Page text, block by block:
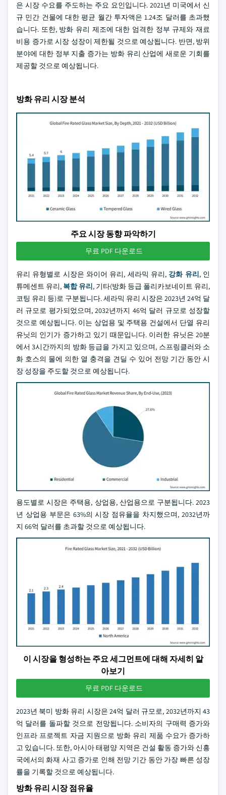
은 시장 수요를 주도하는 주요 요인입니다. 2021년 미국에서 신
규 민간 건물에 대한 평균 월간 투자액은 1.24조 달러를 초과했
습니다. 또한, 방화 유리 제조에 대한 엄격한 정부 규제와 재료
비용 증가로 시장 성장이 제한될 것으로 예상됩니다. 반면, 방위
분야에 대한 정부 지출 증가는 방화 유리 산업에 새로운 기회를
제공할 것으로 예상됩니다.
방화 유리 시장 분석
주요 시장 동향 파악하기
무료 PDF 다운로드
유리 유형별로 시장은 와이어 유리, 세라믹 유리, 강화 유리, 인
튜메센트 유리, 복합 유리, 기타(방화 등급 폴리카보네이트 유리,
코팅 유리 등)로 구분됩니다. 세라믹 유리 시장은 2023년 24억 달
러 규모로 평가되었으며, 2032년까지 46억 달러 규모로 성장할
것으로 예상됩니다. 이는 상업용 및 주택용 건설에서 단열 유리
유닛의 인기가 증가하고 있기 때문입니다. 이러한 유닛은 20분
에서 3시간까지의 방화 등급을 가지고 있으며, 스프링클러와 소
화 호스의 물에 의한 열 충격을 견딜 수 있어 전망 기간 동안 시
장 성장을 주도할 것으로 예상됩니다.
용도별로 시장은 주택용, 상업용, 산업용으로 구분됩니다. 2023
년 상업용 부문은 63%의 시장 점유율을 차지했으며, 2032년까
지 66억 달러를 초과할 것으로 예상됩니다.
이 시장을 형성하는 주요 세그먼트에 대해 자세히 알
아보기
무료 PDF 다운로드
2023년 북미 방화 유리 시장은 24억 달러 규모로, 2032년까지 43
억 달러를 돌파할 것으로 전망됩니다. 소비자의 구매력 증가와
인프라 프로젝트 자금 지원으로 방화 유리 제품 수요가 증가하
고 있습니다. 또한, 아시아 태평양 지역은 건설 활동 증가와 신흥
국에서의 화재 사고 증가로 인해 전망 기간 동안 가장 빠른 성장
률을 기록할 것으로 예상됩니다.
방화 유리 시장 점유율